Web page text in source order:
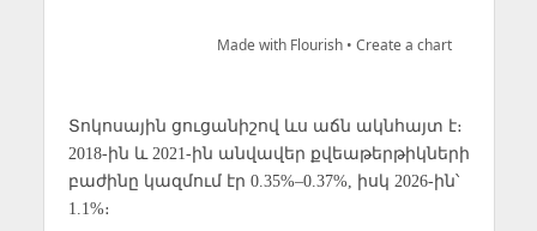
Տոկոսային ցուցանիշով ևս աճն ակնհայտ է։
2018-ին և 2021-ին անվավեր քվեաթերթիկների
բաժինը կազմում էր 0.35%–0.37%, իսկ 2026-ին՝
1.1%։